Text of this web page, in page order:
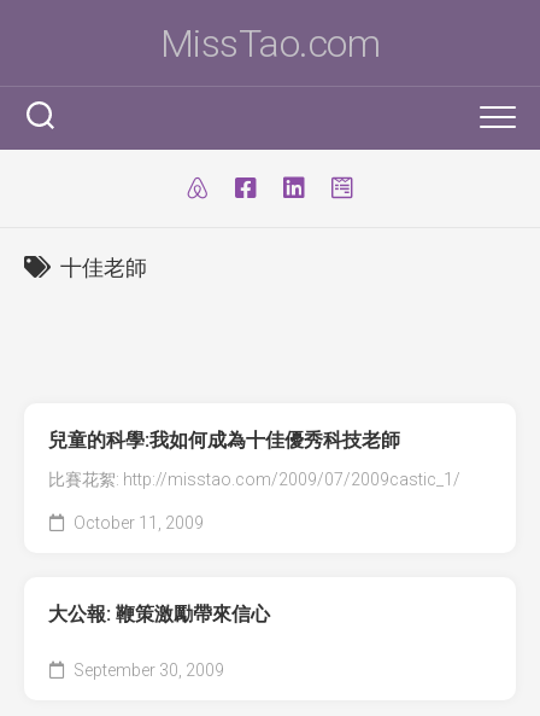
MissTao.com
學生得獎作品
天然敷貼
澱粉之可塑性
香港青少年科技創新大賽
香港學生科學比賽
我的文章
自家小玩意
十佳老師
兒童的科學:我如何成為十佳優秀科技老師
比賽花絮: http://misstao.com/2009/07/2009castic_1/
October 11, 2009
大公報: 鞭策激勵帶來信心
September 30, 2009